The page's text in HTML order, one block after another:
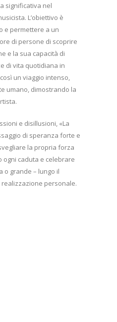
significativa nel
L’obiettivo è
e permettere a un
di persone di scoprire
e la sua capacità di
di vita quotidiana in
un viaggio intenso,
umano, dimostrando la
e disillusioni, «La
di speranza forte e
la propria forza
caduta e celebrare
o grande – lungo il
personale.